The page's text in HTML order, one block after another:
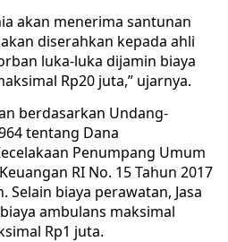
akan menerima santunan
diserahkan kepada ahli
luka-luka dijamin biaya
Rp20 juta,” ujarnya.
berdasarkan Undang-
tentang Dana
Penumpang Umum
RI No. 15 Tahun 2017
Selain biaya perawatan, Jasa
ambulans maksimal
Rp1 juta.